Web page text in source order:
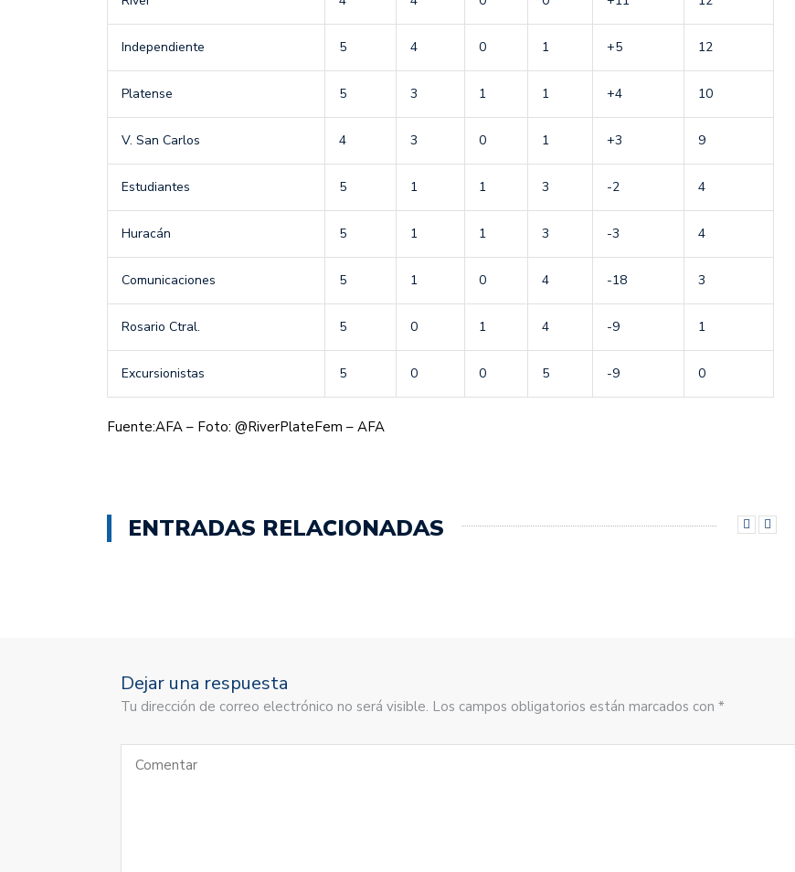
Independiente 5 4 0 1 +5 12
Platense 5 3 1 1 +4 10
V. San Carlos 4 3 0 1 +3 9
Estudiantes 5 1 1 3 -2 4
Huracán 5 1 1 3 -3 4
Comunicaciones 5 1 0 4 -18 3
Rosario Ctral. 5 0 1 4 -9 1
Excursionistas 5 0 0 5 -9 0
Fuente:AFA – Foto: @RiverPlateFem – AFA
ENTRADAS RELACIONADAS
Dejar una respuesta
Tu dirección de correo electrónico no será visible. Los campos obligatorios están marcados con *